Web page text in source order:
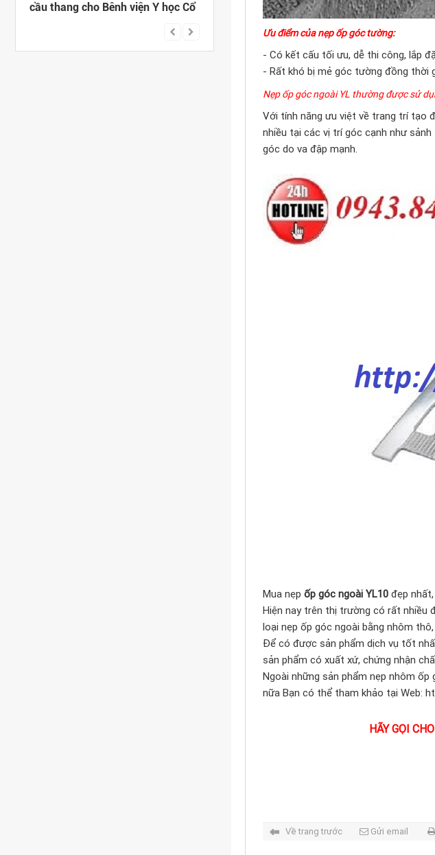
CHO DỰ ÁN VĂN PHÒNG VÀ NHÀ
TẠI BÊNH BIỆN TAI - MŨI - HỌNG
Ưu điểm củanẹp ốp góc tường:
- Có kết cấu tối ưu, dễ thi công, lắp
- Rất khó bị mẻ góc tường đồng
Nẹp ốp góc ngoài YL thường được sử
Với tính năng ưu việt về trang trí tạo
nhiều tại các vị trí góc cạnh như
góc do va đập mạnh.
Mua nẹp ốp góc ngoài YL10 đẹp
Hiện nay trên thị trường có rất nhiều
loại nẹp ốp góc ngoài bằng nhôm
Để có được sản phẩm dịch vụ tốt
sản phẩm có xuất xứ, chứng nhận
Ngoài những sản phẩm nẹp nhôm ốp
nữa Bạn có thể tham khảo tại Web:
HÃY GỌI
Về trang trước Gửi email